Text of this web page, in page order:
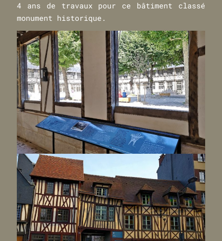
4 ans de travaux pour ce bâtiment classé
monument historique.